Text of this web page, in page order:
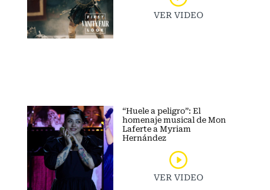
VER VIDEO
“Huele a peligro”: El
homenaje musical de Mon
Laferte a Myriam
Hernández
VER VIDEO